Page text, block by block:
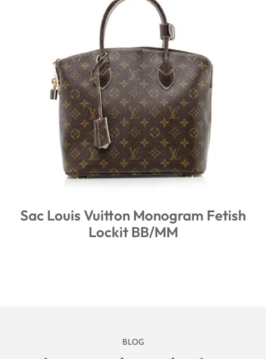
Sac Louis Vuitton Monogram Fetish
Lockit BB/MM
BLOG